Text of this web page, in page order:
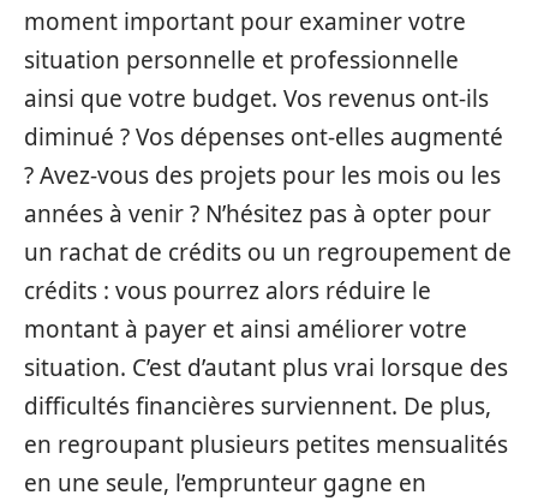
moment important pour examiner votre
situation personnelle et professionnelle
ainsi que votre budget. Vos revenus ont-ils
diminué ? Vos dépenses ont-elles augmenté
? Avez-vous des projets pour les mois ou les
années à venir ? N’hésitez pas à opter pour
un rachat de crédits ou un regroupement de
crédits : vous pourrez alors réduire le
montant à payer et ainsi améliorer votre
situation. C’est d’autant plus vrai lorsque des
difficultés financières surviennent. De plus,
en regroupant plusieurs petites mensualités
en une seule, l’emprunteur gagne en